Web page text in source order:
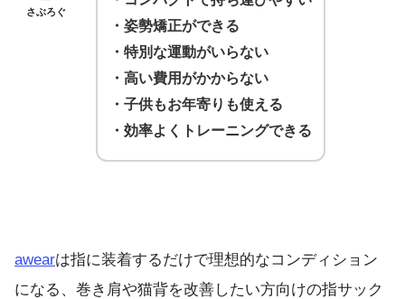
さぶろぐ
・姿勢矯正ができる
・特別な運動がいらない
・高い費用がかからない
・子供もお年寄りも使える
・効率よくトレーニングできる
awearは指に装着するだけで理想的なコンディション
になる、巻き肩や猫背を改善したい方向けの指サック